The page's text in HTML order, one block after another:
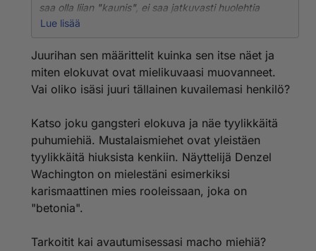
saa olla liian "kaunis", ei saa jatkuvasti huolehtia
ulkonäöstään kuten keikistellä peilin edessä, sukia
kammataan tai harjataan nopeasti siisteiksi, se on
miehekästä. Muutenkaan peilin edessä ei vietetä pitkiä
aikoja. Puheääni ei saa olla kimittävä tai sössöttävä
vaan ihan reilu miehekäs ääni, kävelytyyli ei saa olla
ei saa hiplailla tai näitä halata tai pussailla edes
kännissä. Tätä näkee nykypojilla aika usein. Vaatteet
tulee olla miehekkäät, eli siistit paita ja housut, ei
mitään "muotikuteita", ne ovat pääosin homomaisia.
Tässä jotain, mutta kuten sanottu, miehekäs olemus on
kokonaisvaltainen! Sitä on vaikea jakaa pieniin osiin.
Lue lisää
Juurihan sen määrittelit kuinka sen itse näet ja
miten elokuvat ovat mielikuvaasi muovanneet.
Vai oliko isäsi juuri tällainen kuvailemasi henkilö?
Katso joku gangsteri elokuva ja näe tyylikkäitä
puhumiehiä. Mustalaismiehet ovat yleistäen
tyylikkäitä hiuksista kenkiin. Näyttelijä Denzel
Wachington on mielestäni esimerkiksi
karismaattinen mies rooleissaan, joka on
"betonia".
Tarkoitit kai avautumisessasi macho miehiä?